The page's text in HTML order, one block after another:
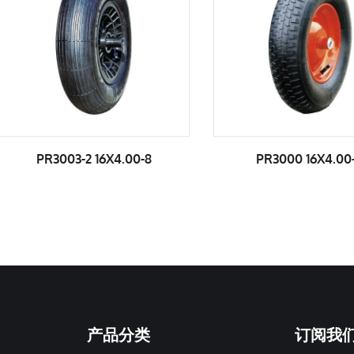
2 16X4.00-8 PR3000 16X4.00-8
产品分类 订阅我